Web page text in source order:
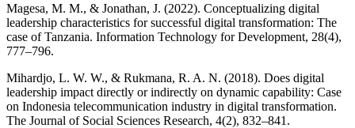
Magesa, M. M., & Jonathan, J. (2022). Conceptualizing digital
leadership characteristics for successful digital transformation: The
case of Tanzania. Information Technology for Development, 28(4),
777–796.
Mihardjo, L. W. W., & Rukmana, R. A. N. (2018). Does digital
leadership impact directly or indirectly on dynamic capability: Case
on Indonesia telecommunication industry in digital transformation.
The Journal of Social Sciences Research, 4(2), 832–841.